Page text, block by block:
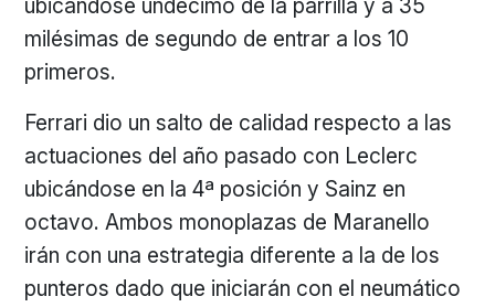
ubicándose undécimo de la parrilla y a 35
milésimas de segundo de entrar a los 10
primeros.
Ferrari dio un salto de calidad respecto a las
actuaciones del año pasado con Leclerc
ubicándose en la 4ª posición y Sainz en
octavo. Ambos monoplazas de Maranello
irán con una estrategia diferente a la de los
punteros dado que iniciarán con el neumático